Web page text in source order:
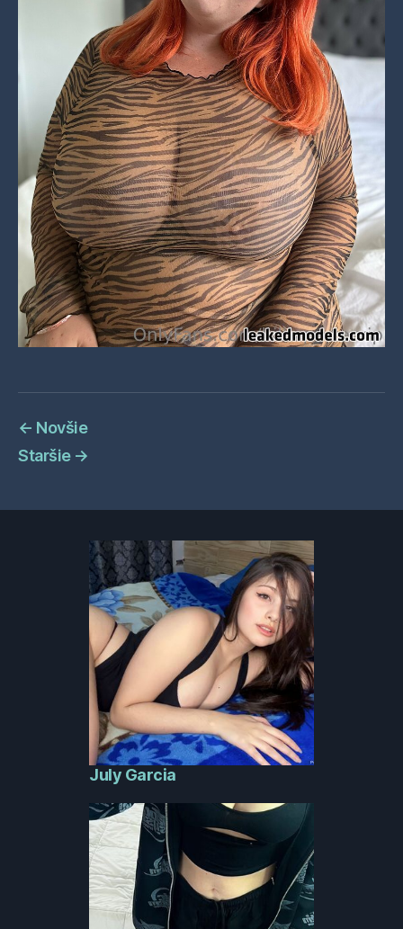
← Novšie
Staršie →
July Garcia